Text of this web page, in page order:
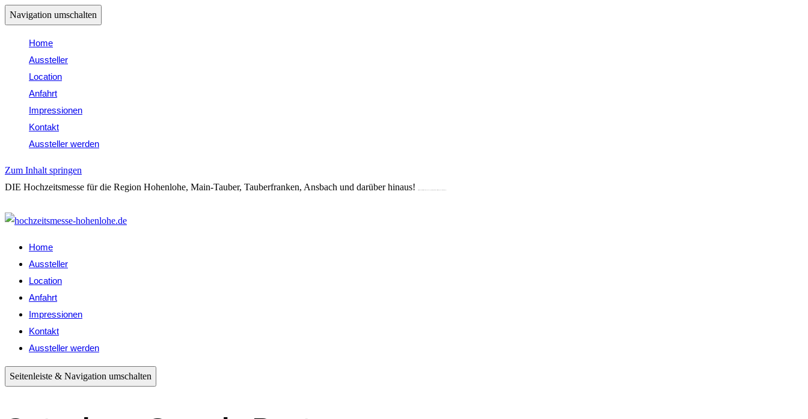
Navigation umschalten
Home
Aussteller
Location
Anfahrt
Impressionen
Kontakt
Aussteller werden
Zum Inhalt springen
DIE Hochzeitsmesse für die Region Hohenlohe, Main-Tauber, Tauberfranken, Ansbach und darüber hinaus!
Home
Aussteller
Location
Anfahrt
Impressionen
Kontakt
Aussteller werden
Seitenleiste & Navigation umschalten